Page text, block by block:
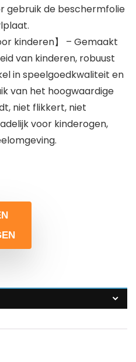
gebruik de beschermfolie
kinderen】 – Gemaakt
van kinderen, robuust
in speelgoedkwaliteit en
van het hoogwaardige
niet flikkert, niet
voor kinderogen,